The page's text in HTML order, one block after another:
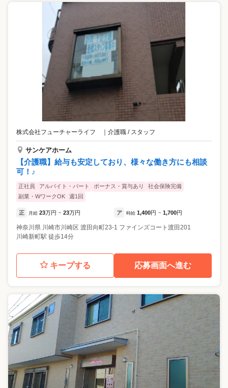
株式会社フューチャーライフ 介護職 / スタッフ
サンケアホーム
【介護職】給与も安定しており、様々な働き方にも相談
可！♪
正社員 アルバイト・パート ボーナス・賞与あり
社会保険完備
副業・WワークOK
週1回
正 月給 23万円 ~ 23万円 ア 時給 1,400円 ~ 1,700円
神奈川県 川崎市川崎区 渡田向町23-1 ファインズコート渡田201
川崎新町駅 徒歩14分
キープする 応募画面へ進む